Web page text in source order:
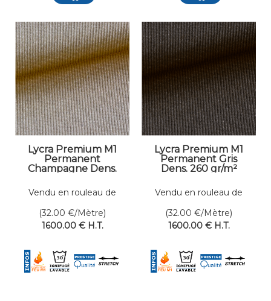
Lycra Premium M1
Permanent
Champagne Dens.
Vendu en rouleau de
(32.00 €/Mètre)
1600.00 € H.T.
Lycra Premium M1
Permanent Gris
Dens. 260 gr/m²
Vendu en rouleau de
(32.00 €/Mètre)
1600.00 € H.T.